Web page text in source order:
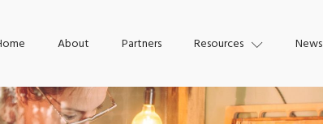
About Partners Resources News